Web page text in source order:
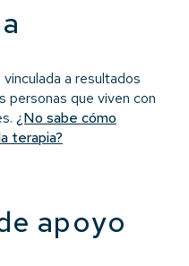
a resultados
personas que viven con
¿No sabe cómo
terapia?
apoyo